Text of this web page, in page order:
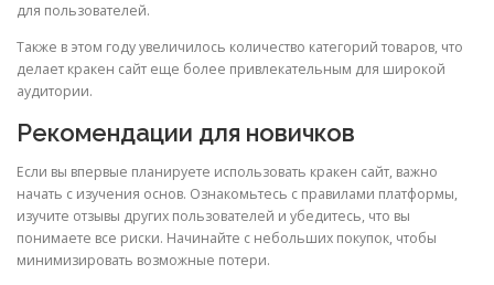
для пользователей.
Также в этом году увеличилось количество категорий товаров, что
делает кракен сайт еще более привлекательным для широкой
аудитории.
Рекомендации для новичков
Если вы впервые планируете использовать кракен сайт, важно
начать с изучения основ. Ознакомьтесь с правилами платформы,
изучите отзывы других пользователей и убедитесь, что вы
понимаете все риски. Начинайте с небольших покупок, чтобы
минимизировать возможные потери.